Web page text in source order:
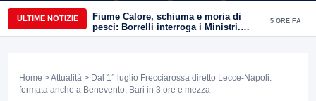
ULTIME NOTIZIE
Fiume Calore, schiuma e moria di
pesci: Borrelli interroga i Ministri.
“Benevento paga l’assenza del
5 ORE FA
Home >Attualità > Dal 1° luglio Frecciarossa diretto Lecce-Napoli:
fermata anche a Benevento, Bari in 3 ore e mezza